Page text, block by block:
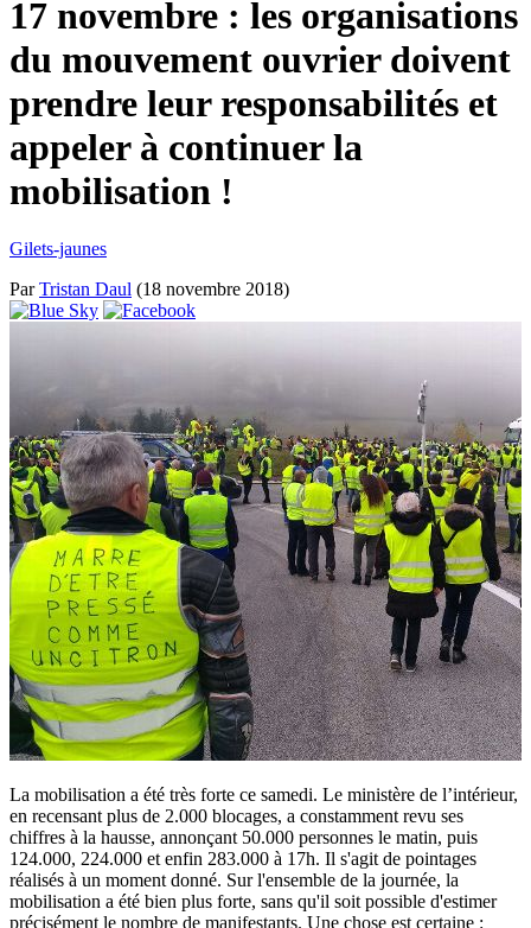
17 novembre : les organisations
du mouvement ouvrier doivent
prendre leur responsabilités et
appeler à continuer la
mobilisation !
Gilets-jaunes
ParTristan Daul (18 novembre 2018)
La mobilisation a été très forte ce samedi. Le ministère de l’intérieur,
en recensant plus de 2.000 blocages, a constamment revu ses
chiffres à la hausse, annonçant 50.000 personnes le matin, puis
124.000, 224.000 et enfin 283.000 à 17h. Il s'agit de pointages
réalisés à un moment donné. Sur l'ensemble de la journée, la
mobilisation a été bien plus forte, sans qu'il soit possible d'estimer
précisément le nombre de manifestants. Une chose est certaine :